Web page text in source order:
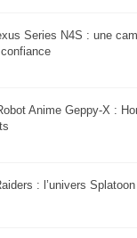
Series N4S : une
Anime Geppy-X :
: l’univers Splatoon